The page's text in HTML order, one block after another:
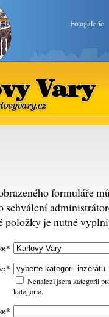
Fotogalerie
Vary
formuláře
schválení
položky je nutné
Nenalezl jsem kategorii
kategorie.